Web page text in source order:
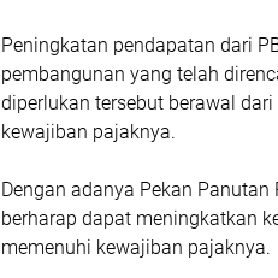
Peningkatan pendapatan dari
pembangunan yang telah
diperlukan tersebut berawal
kewajiban pajaknya.
Dengan adanya Pekan
berharap dapat meningkatkan
memenuhi kewajiban pajaknya.